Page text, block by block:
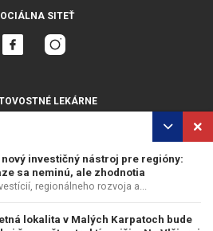
nový investičný nástroj pre regióny:
sa neminú, ale zhodnotia
regionálneho rozvoja a...
lokalita v Malých Karpatoch bude
SITEŤ
LEKÁRNE
ÚDAJOV POUŽÍVANIE COOKIES
A.S. WEB DESIGN :EPIX MEDIA